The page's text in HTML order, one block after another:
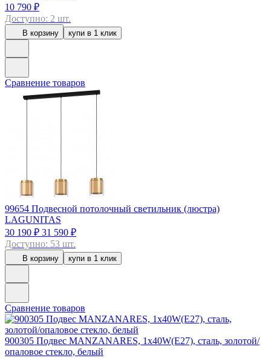
10 790 ₽
Доступно: 2 шт.
В корзину купи в 1 клик
Сравнение товаров
99654 Подвесной потолочный светильник (люстра)
LAGUNITAS
30 190 ₽ 31 590 ₽
Доступно: 53 шт.
В корзину купи в 1 клик
Сравнение товаров
900305 Подвес MANZANARES, 1x40W(E27), сталь, золотой/
опаловое стекло, белый